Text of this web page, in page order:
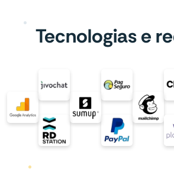
Tecnologias e